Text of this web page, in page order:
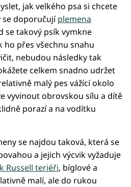
jak velkého psa si chcete
se doporučujíplemena
se takový psík vymkne
ho přes všechnu snahu
nebudou následky tak
celkem snadno udržet
malý pes vážící okolo
vyvinout obrovskou sílu a dítě
porazí a na vodítku
se najdou taková, která se
a jejich výcvik vyžaduje
Russell teriéři, bíglové a
malí, ale do rukou